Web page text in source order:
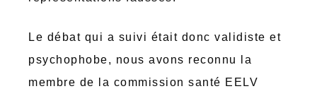
Le débat qui a suivi était donc validiste et
psychophobe, nous avons reconnu la
membre de la commission santé EELV